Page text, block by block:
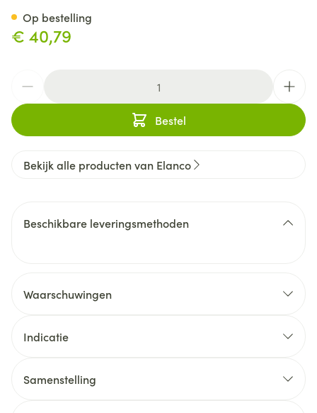
€ 40,79
Bestel
Op bestelling
Bekijk alle producten van Elanco
Beschikbare leveringsmethoden
Waarschuwingen
Indicatie
Samenstelling